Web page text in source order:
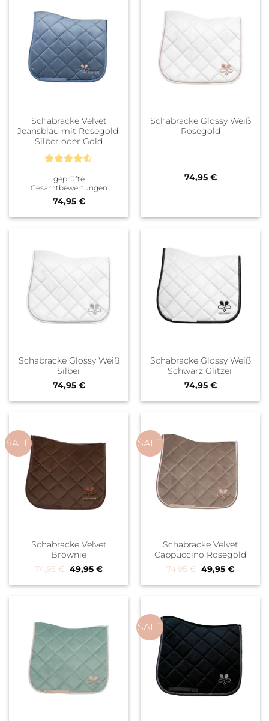
Schabracke Velvet
Jeansblau mit Rosegold,
Silber oder Gold
mit4.5
von 5
geprüfte
Gesamtbewertungen
74,95 €
Schabracke Glossy Weiß
Rosegold
74,95 €
Schabracke Glossy Weiß
Silber
74,95 €
Schabracke Glossy Weiß
Schwarz Glitzer
74,95 €
SALE
Schabracke Velvet
Brownie
74,95€ Ursprünglicher Preis war: 74,95 €
49,95€Aktueller Preis ist: 49,95 €.
SALE
Schabracke Velvet
Cappuccino Rosegold
74,95€ Ursprünglicher
49,95€
SALE